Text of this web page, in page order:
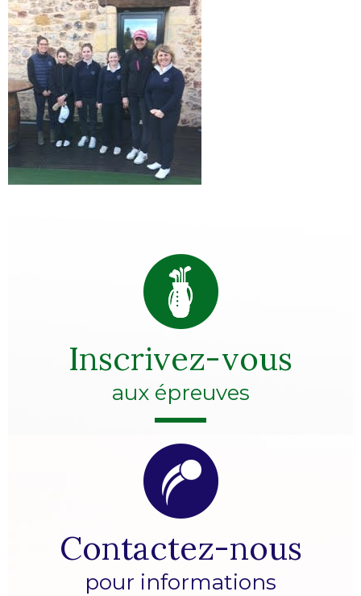
Inscrivez-vous
aux épreuves
Contactez-nous
pour informations